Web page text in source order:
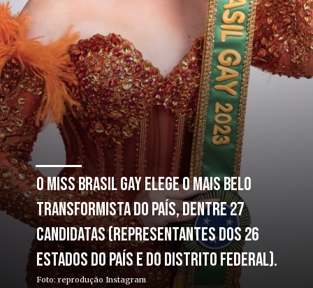
O Miss Brasil Gay elege o mais belo
transformista do país, dentre 27
candidatas (representantes dos 26
estados do país e do Distrito Federal).
Foto: reprodução Instagram